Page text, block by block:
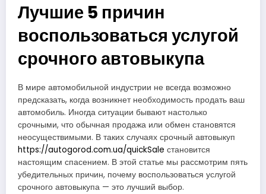
Лучшие 5 причин
воспользоваться услугой
срочного автовыкупа
В мире автомобильной индустрии не всегда возможно
предсказать, когда возникнет необходимость продать ваш
автомобиль. Иногда ситуации бывают настолько
срочными, что обычная продажа или обмен становятся
неосуществимыми. В таких случаях срочный автовыкуп
https://autogorod.com.ua/quickSale становится
настоящим спасением. В этой статье мы рассмотрим пять
убедительных причин, почему воспользоваться услугой
срочного автовыкупа — это лучший выбор.